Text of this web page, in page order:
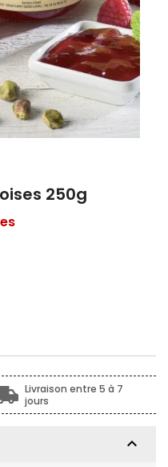
250g
Livraison entre 5 à 7
jours
keyboard_arrow_up